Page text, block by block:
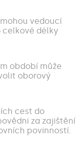
vedoucí
délky
období může
oborový
cest do
za zajištění
povinností.